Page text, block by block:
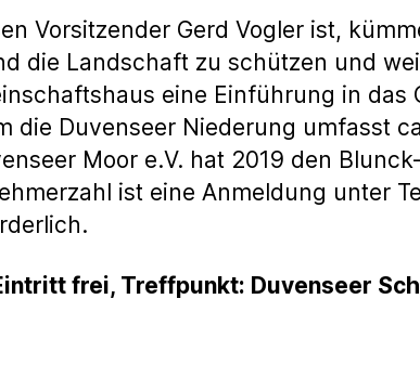
Vorsitzender Gerd Vogler ist,
die Landschaft zu schützen und
eine Einführung in das
die Duvenseer Niederung umfasst
Moor e.V. hat 2019 den
ist eine Anmeldung unter
frei, Treffpunkt: Duvenseer